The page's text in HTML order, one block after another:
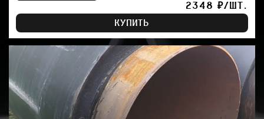
2348 ₽/ШТ.
КУПИТЬ